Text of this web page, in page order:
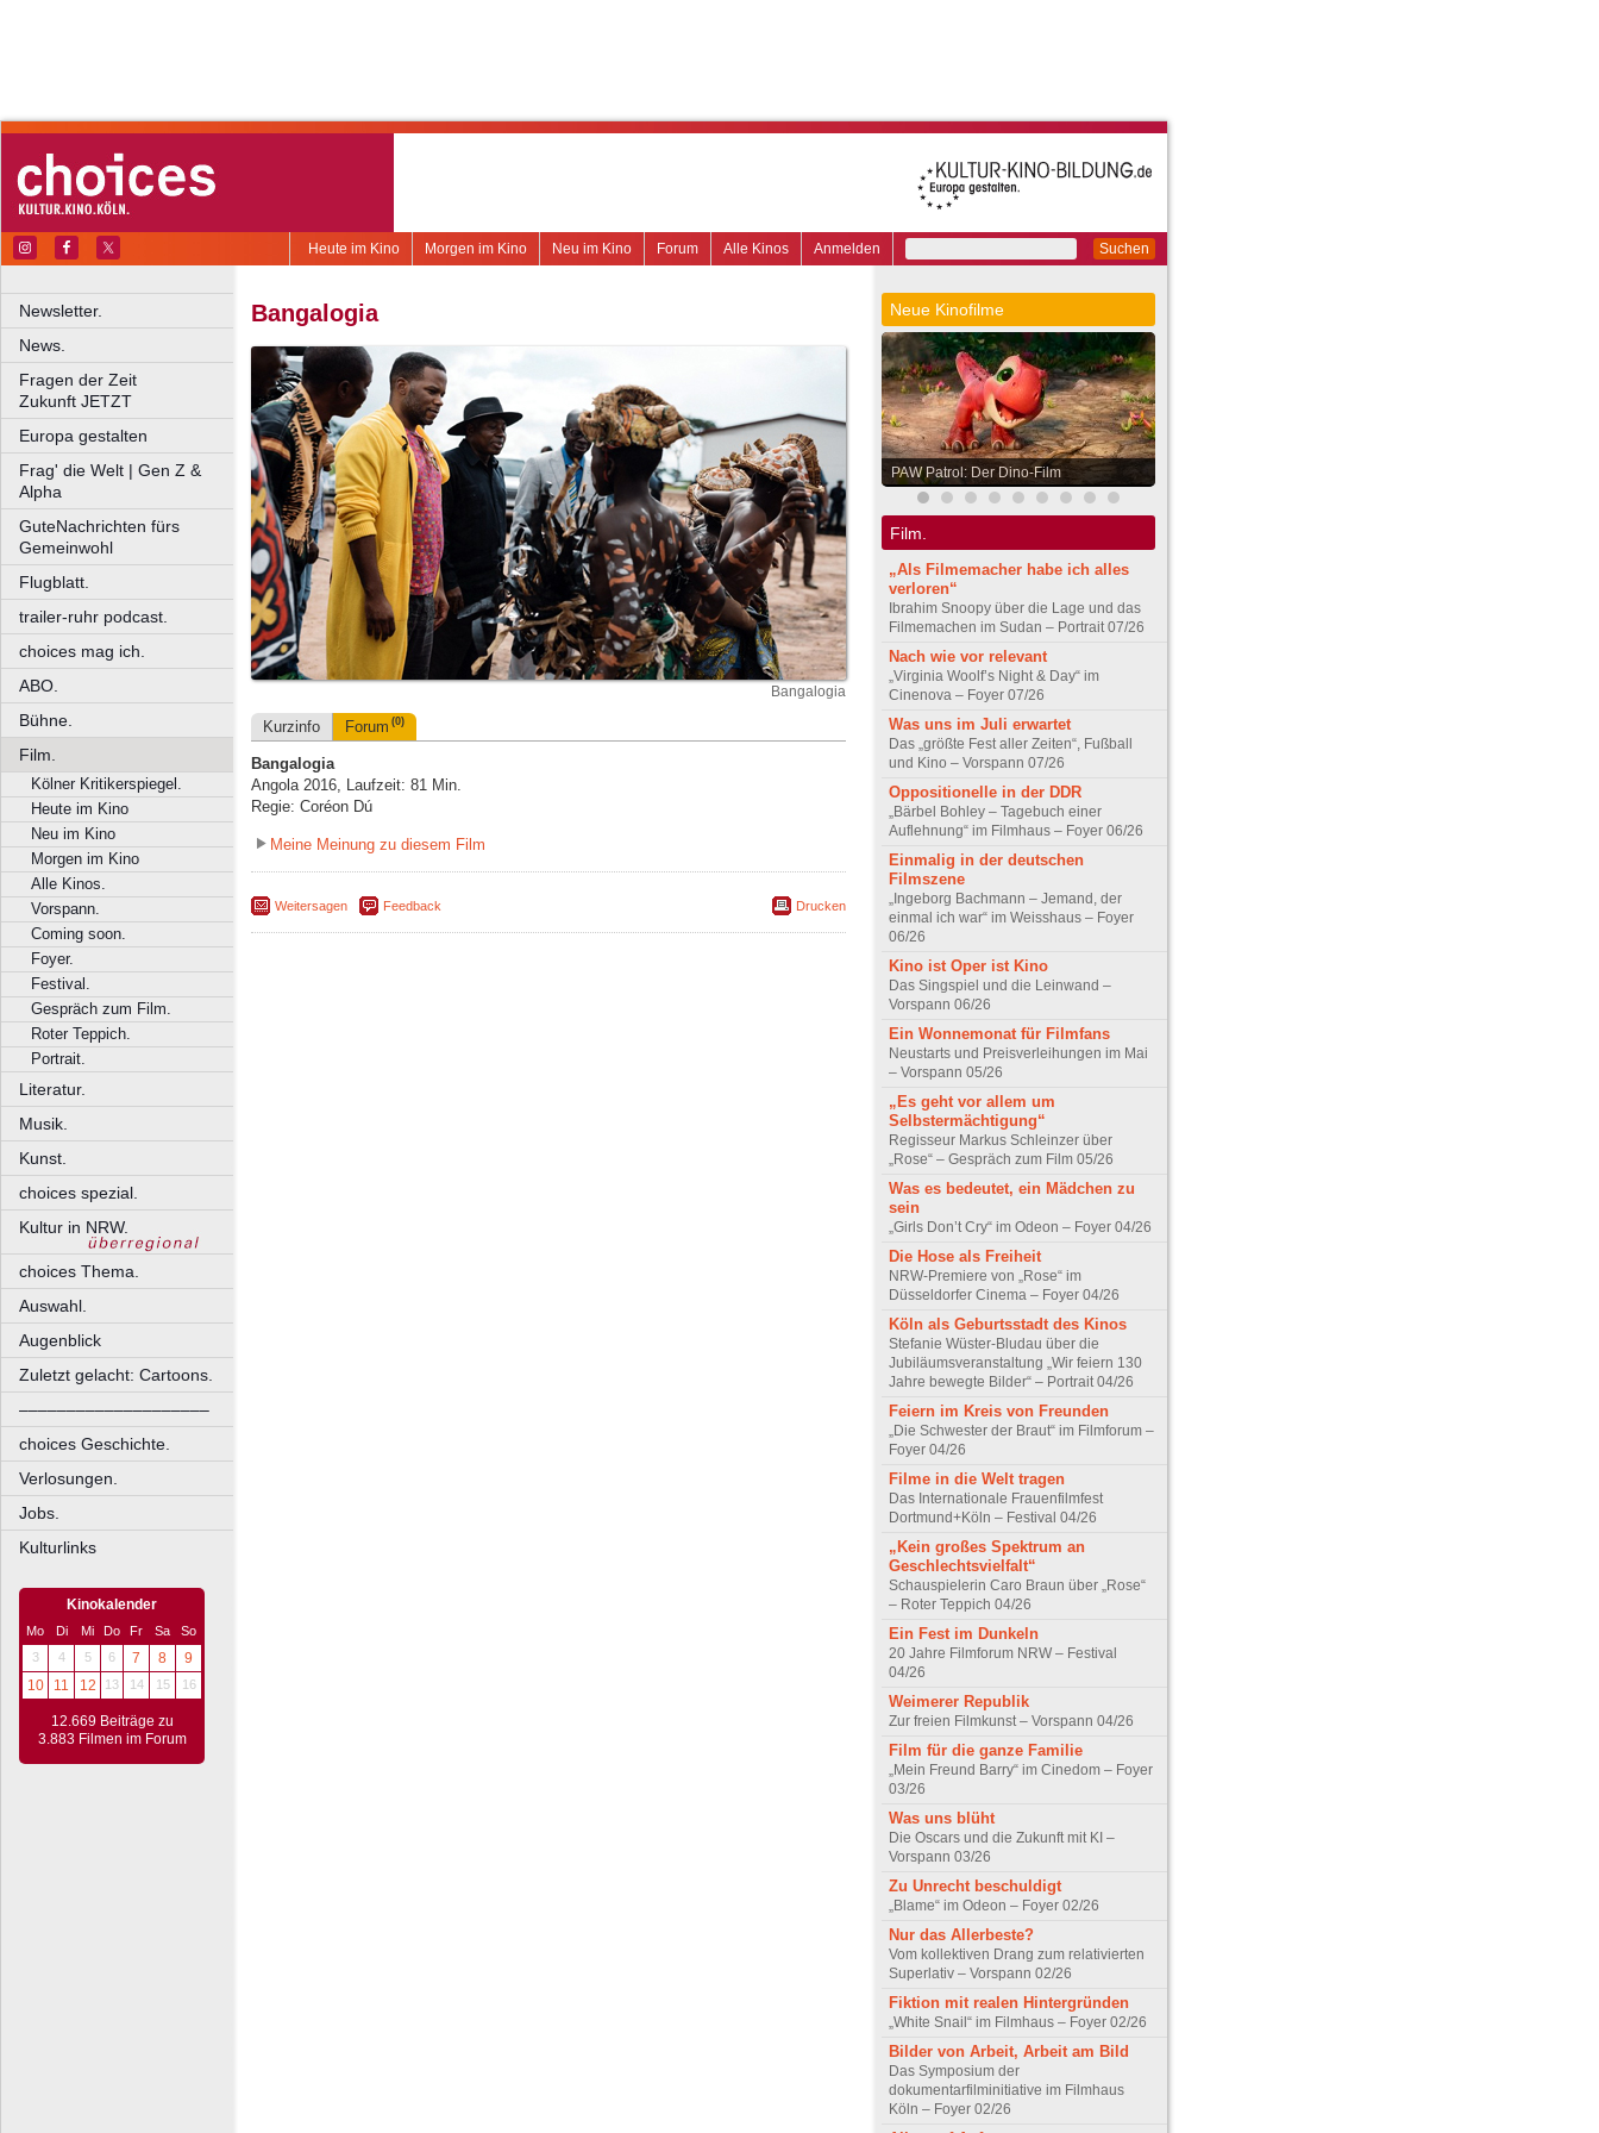
Suchen
Anmelden
Alle Kinos
Forum
Neu im Kino
Morgen im Kino
Heute im Kino
Newsletter.
News.
Fragen der Zeit
Zukunft JETZT
Europa gestalten
Frag' die Welt | Gen Z &
Alpha
GuteNachrichten fürs
Gemeinwohl
Flugblatt.
trailer-ruhr podcast.
choices mag ich.
ABO.
Bühne.
Film.
Kölner Kritikerspiegel.
Heute im Kino
Neu im Kino
Morgen im Kino
Alle Kinos.
Vorspann.
Coming soon.
Foyer.
Festival.
Gespräch zum Film.
Roter Teppich.
Portrait.
Literatur.
Musik.
Kunst.
choices spezial.
Kultur in NRW.
choices Thema.
Auswahl.
Augenblick
Zuletzt gelacht: Cartoons.
––––––––––––––––––––
choices Geschichte.
Verlosungen.
Jobs.
Kulturlinks
Kinokalender
Mo Di Mi Do Fr Sa
So
3
4 5 6 7 8
9
10
11 12 13 14 15 16
12.669 Beiträge zu
3.883 Filmen im Forum
Bangalogia
Bangalogia
Kurzinfo Forum (0)
Bangalogia
Angola 2016, Laufzeit: 81 Min.
Regie: Coréon Dú
Meine Meinung zu diesem Film
Weitersagen Feedback Drucken
Neue Kinofilme
PAW Patrol: Der Dino-Film
Film.
„Als Filmemacher habe ich alles
verloren“
Ibrahim Snoopy über die Lage und das
Filmemachen im Sudan – Portrait 07/26
Nach wie vor relevant
„Virginia Woolf’s Night & Day“ im
Cinenova – Foyer 07/26
Was uns im Juli erwartet
Das „größte Fest aller Zeiten“, Fußball
und Kino – Vorspann 07/26
Oppositionelle in der DDR
„Bärbel Bohley – Tagebuch einer
Auflehnung“ im Filmhaus – Foyer 06/26
Einmalig in der deutschen
Filmszene
„Ingeborg Bachmann – Jemand, der
einmal ich war“ im Weisshaus – Foyer
06/26
Kino ist Oper ist Kino
Das Singspiel und die Leinwand –
Vorspann 06/26
Ein Wonnemonat für Filmfans
Neustarts und Preisverleihungen im Mai
– Vorspann 05/26
„Es geht vor allem um
Selbstermächtigung“
Regisseur Markus Schleinzer über
„Rose“ – Gespräch zum Film 05/26
Was es bedeutet, ein Mädchen zu
sein
„Girls Don’t Cry“ im Odeon – Foyer 04/26
Die Hose als Freiheit
NRW-Premiere von „Rose“ im
Düsseldorfer Cinema – Foyer 04/26
Köln als Geburtsstadt des Kinos
Stefanie Wüster-Bludau über die
Jubiläumsveranstaltung „Wir feiern 130
Jahre bewegte Bilder“ – Portrait 04/26
Feiern im Kreis von Freunden
„Die Schwester der Braut“ im Filmforum –
Foyer 04/26
Filme in die Welt tragen
Das Internationale Frauenfilmfest
Dortmund+Köln – Festival 04/26
„Kein großes Spektrum an
Geschlechtsvielfalt“
Schauspielerin Caro Braun über „Rose“
– Roter Teppich 04/26
Ein Fest im Dunkeln
20 Jahre Filmforum NRW – Festival
04/26
Weimerer Republik
Zur freien Filmkunst – Vorspann 04/26
Film für die ganze Familie
„Mein Freund Barry“ im Cinedom – Foyer
03/26
Was uns blüht
Die Oscars und die Zukunft mit KI –
Vorspann 03/26
Zu Unrecht beschuldigt
„Blame“ im Odeon – Foyer 02/26
Nur das Allerbeste?
Vom kollektiven Drang zum relativierten
Superlativ – Vorspann 02/26
Fiktion mit realen Hintergründen
„White Snail“ im Filmhaus – Foyer 02/26
Bilder von Arbeit, Arbeit am Bild
Das Symposium der
dokumentarfilminitiative im Filmhaus
Köln – Foyer 02/26